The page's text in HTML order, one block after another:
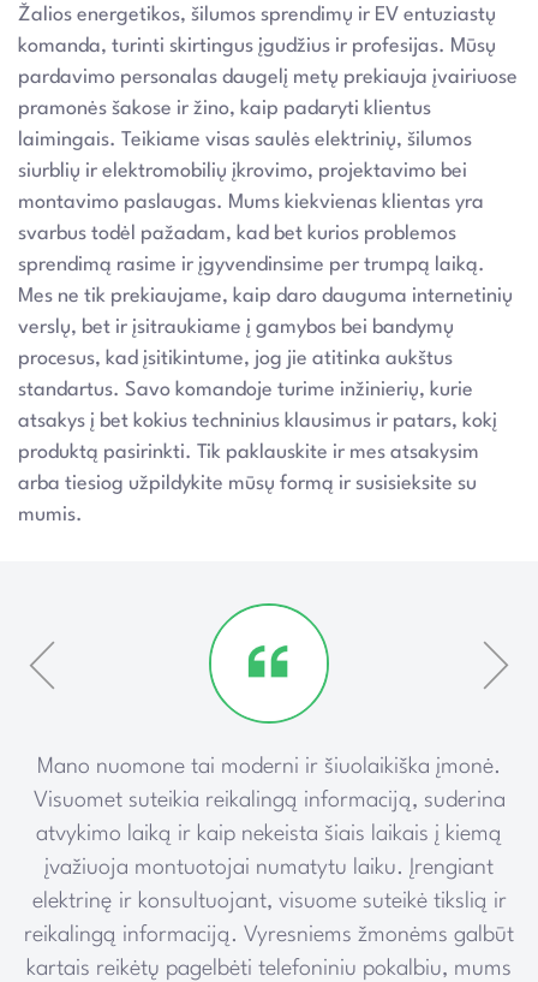
Žalios energetikos, šilumos sprendimų ir EV entuziastų
komanda, turinti skirtingus įgudžius ir profesijas. Mūsų
pardavimo personalas daugelį metų prekiauja įvairiuose
pramonės šakose ir žino, kaip padaryti klientus
laimingais. Teikiame visas saulės elektrinių, šilumos
siurblių ir elektromobilių įkrovimo, projektavimo bei
montavimo paslaugas. Mums kiekvienas klientas yra
svarbus todėl pažadam, kad bet kurios problemos
sprendimą rasime ir įgyvendinsime per trumpą laiką.
Mes ne tik prekiaujame, kaip daro dauguma internetinių
verslų, bet ir įsitraukiame į gamybos bei bandymų
procesus, kad įsitikintume, jog jie atitinka aukštus
standartus. Savo komandoje turime inžinierių, kurie
atsakys į bet kokius techninius klausimus ir patars, kokį
produktą pasirinkti. Tik paklauskite ir mes atsakysim
arba tiesiog užpildykite mūsų formą ir susisieksite su
mumis.
Mano nuomone tai moderni ir šiuolaikiška įmonė.
Visuomet suteikia reikalingą informaciją, suderina
atvykimo laiką ir kaip nekeista šiais laikais į kiemą
įvažiuoja montuotojai numatytu laiku. Įrengiant
elektrinę ir konsultuojant, visuome suteikė tikslią ir
reikalingą informaciją. Vyresniems žmonėms galbūt
kartais reikėtų pagelbėti telefoniniu pokalbiu, mums